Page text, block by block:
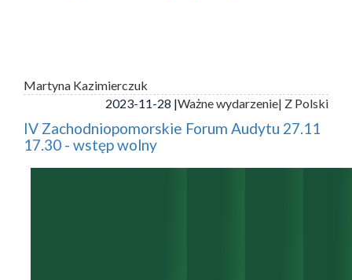
Martyna Kazimierczuk
2023-11-28 |Ważne wydarzenie| Z Polski
IV Zachodniopomorskie Forum Audytu 27.11
17.30 - wstęp wolny